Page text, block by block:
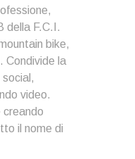
della F.C.I.
bike,
Condivide la
video.
creando
il nome di